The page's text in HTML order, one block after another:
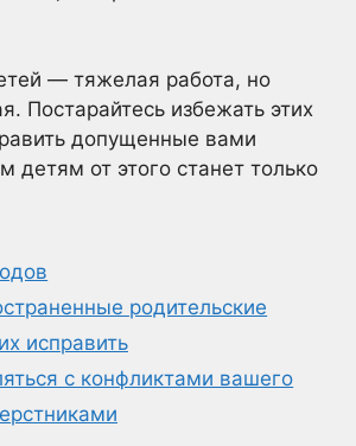
— тяжелая работа, но
Постарайтесь избежать этих
допущенные вами
детям от этого станет только
родительские
исправить
с конфликтами вашего